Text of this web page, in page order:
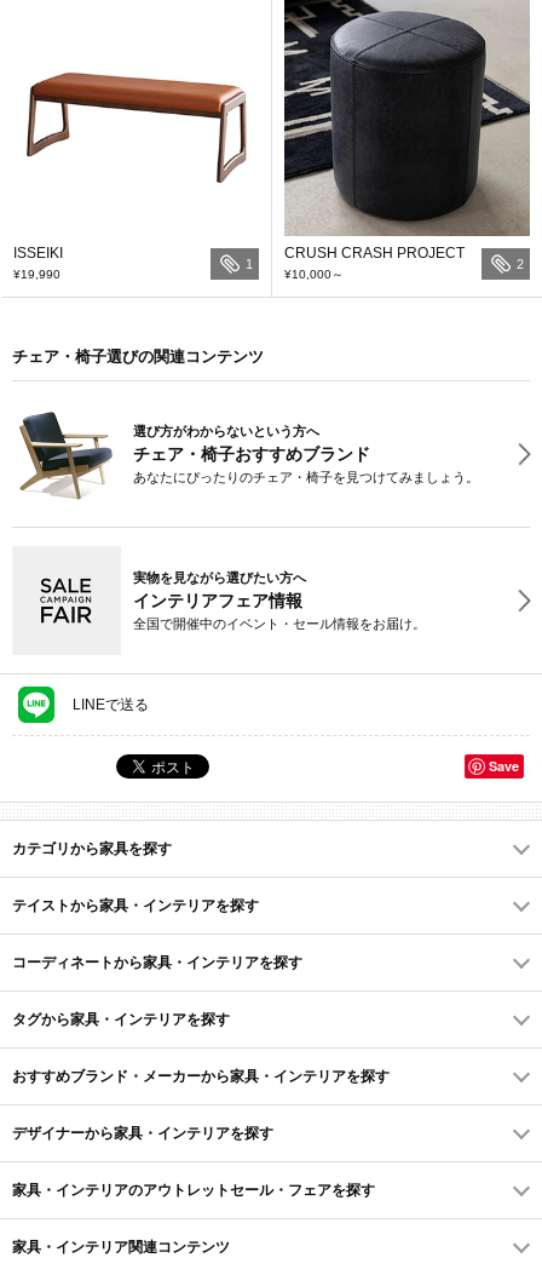
ISSEIKI
¥19,990
1
CRUSH CRASH PROJECT
¥10,000～
2
チェア・椅子選びの関連コンテンツ
選び方がわからないという方へ
チェア・椅子おすすめブランド
あなたにぴったりのチェア・椅子を見つけてみましょう。
実物を見ながら選びたい方へ
インテリアフェア情報
全国で開催中のイベント・セール情報をお届け。
LINEで送る
Save
カテゴリから家具を探す
テイストから家具・インテリアを探す
コーディネートから家具・インテリアを探す
タグから家具・インテリアを探す
おすすめブランド・メーカーから家具・インテリアを探す
デザイナーから家具・インテリアを探す
家具・インテリアのアウトレットセール・フェアを探す
家具・インテリア関連コンテンツ